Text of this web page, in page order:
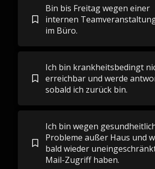
Bin bis Freitag wegen einer
internen
im Büro.
Ich bin krankheitsbedingt
erreichbar und werde
sobald ich zurück bin.
Ich bin wegen
Probleme außer Haus und
bald wieder
Mail-Zugriff haben.